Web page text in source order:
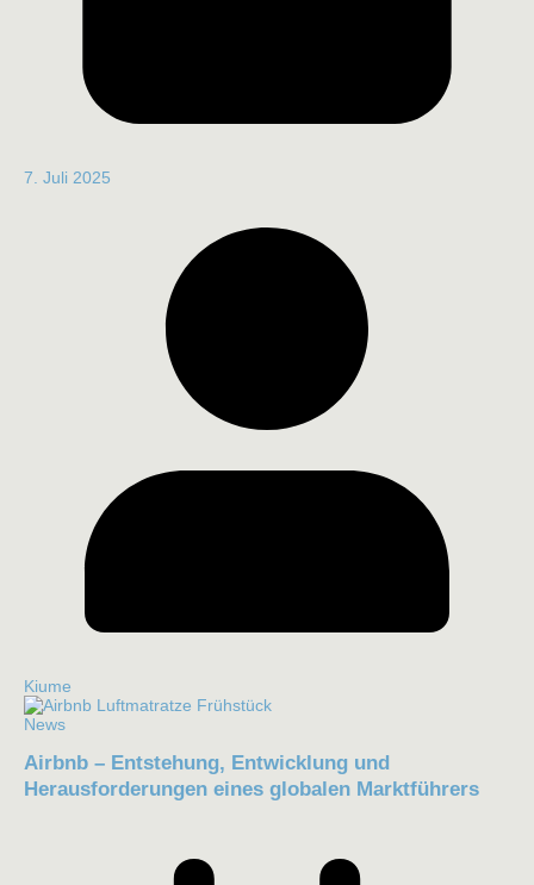
7. Juli 2025
Kiume
News
Airbnb – Entstehung, Entwicklung und
Herausforderungen eines globalen Marktführers